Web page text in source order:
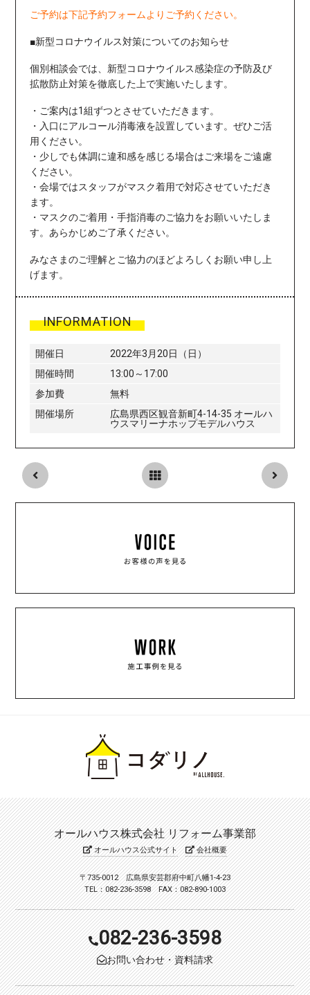
ご予約は下記予約フォームよりご予約ください。
■新型コロナウイルス対策についてのお知らせ
個別相談会では、新型コロナウイルス感染症の予防及び
拡散防止対策を徹底した上で実施いたします。
・ご案内は1組ずつとさせていただきます。
・入口にアルコール消毒液を設置しています。ぜひご活
用ください。
・少しでも体調に違和感を感じる場合はご来場をご遠慮
ください。
・会場ではスタッフがマスク着用で対応させていただき
ます。
・マスクのご着用・手指消毒のご協力をお願いいたしま
す。あらかじめご了承ください。
みなさまのご理解とご協力のほどよろしくお願い申し上
げます。
INFORMATION
開催日
2022年3月20日（日）
開催時間
13:00～17:00
参加費
無料
開催場所
広島県西区観音新町4-14-35 オールハ
ウスマリーナホップモデルハウス
オールハウス株式会社 リフォーム事業部
オールハウス公式サイト 会社概要
〒735-0012 広島県安芸郡府中町八幡1-4-23
TEL：082-236-3598 FAX：082-890-1003
082-236-3598
お問い合わせ・資料請求